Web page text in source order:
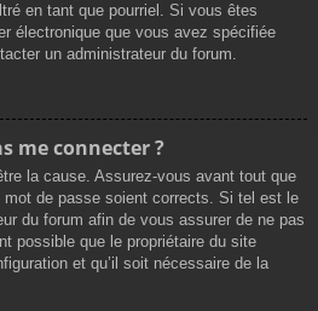
en tant que pourriel. Si vous êtes
électronique que vous avez spécifiée
un administrateur du forum.
me connecter ?
la cause. Assurez-vous avant tout que
mot de passe soient corrects. Si tel est le
du forum afin de vous assurer de ne pas
possible que le propriétaire du site
et qu’il soit nécessaire de la